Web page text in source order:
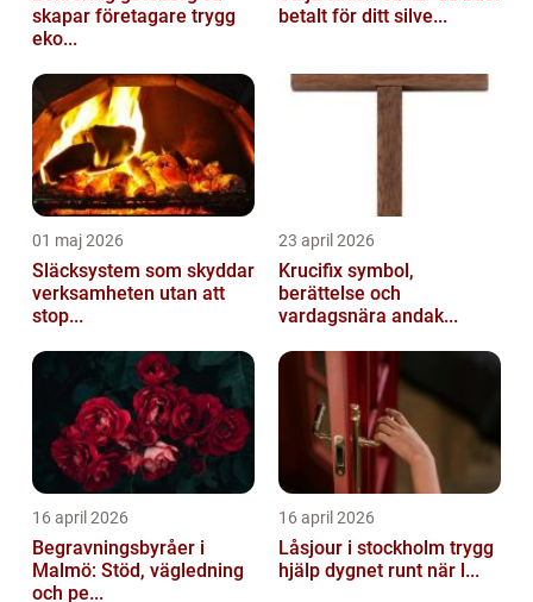
skapar företagare trygg
eko...
betalt för ditt silve...
01 maj 2026
Släcksystem som skyddar
verksamheten utan att
stop...
23 april 2026
Krucifix symbol,
berättelse och
vardagsnära andak...
16 april 2026
Begravningsbyråer i
Malmö: Stöd, vägledning
och pe...
16 april 2026
Låsjour i stockholm trygg
hjälp dygnet runt när l...